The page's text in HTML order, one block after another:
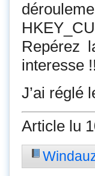
Repérez
interesse
J’ai réglé
Article lu